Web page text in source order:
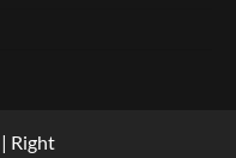
| Right